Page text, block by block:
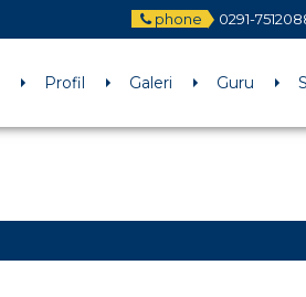
phone 0291-
Profil Galeri Guru